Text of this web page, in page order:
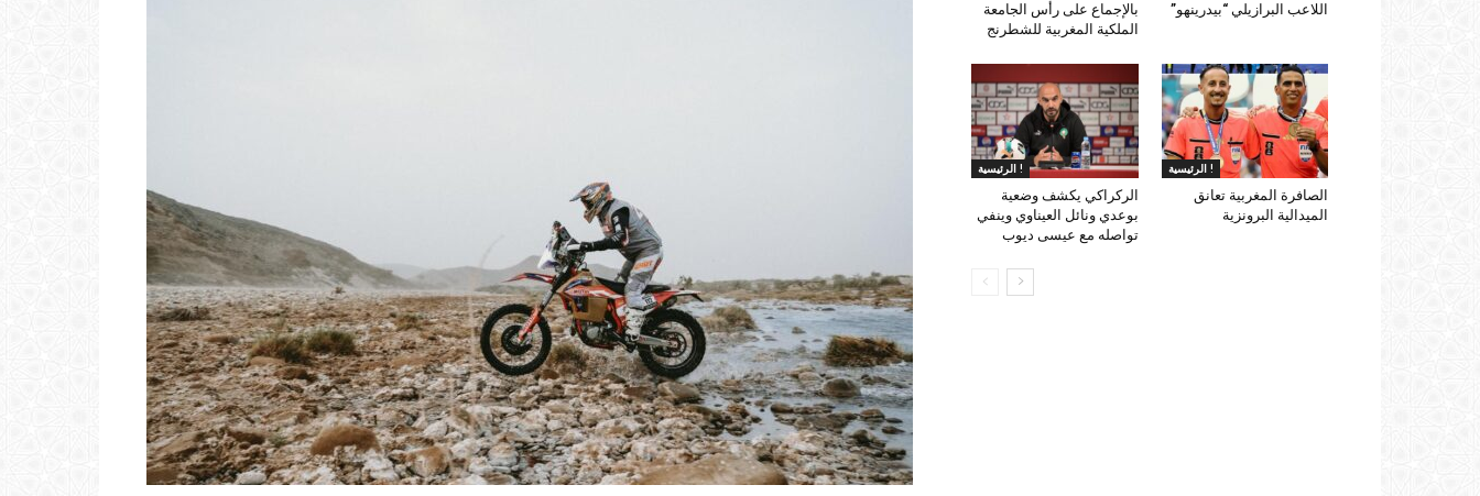
بالإجماع على رأس الجامعة
الملكية المغربية للشطرنج
اللاعب البرازيلي “بيدرينهو”
الرئيسية !
الركراكي يكشف وضعية
بوعدي ونائل العيناوي وينفي
تواصله مع عيسى ديوب
الرئيسية !
الصافرة المغربية تعانق
الميدالية البرونزية